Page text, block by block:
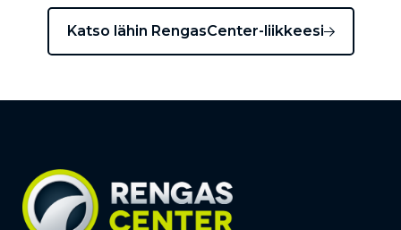
Katso lähin RengasCenter-liikkeesi